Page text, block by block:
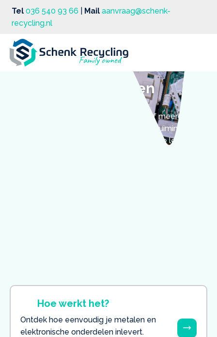
Tel 036 540 93 66 Mail aanvraag@schenk-
recycling.nl
Oude harde schijven
Wil je een oude harde schijf inleveren of meerdere
oude harde schijven inleveren na een opruiming of IT-
vervanging? Bij Schenk Recycling in Almere lever je ze
Hoe werkt het?
Ontdek hoe eenvoudig je metalen en
elektronische onderdelen inlevert.